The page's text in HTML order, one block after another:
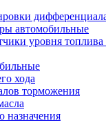
автомобильные
уровня топлива
хода
торможения
назначения